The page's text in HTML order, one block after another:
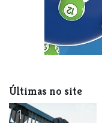
Últimas no site
1